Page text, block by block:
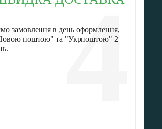
4
замовлення в день оформлення,
поштою" та "Укрпоштою" 2